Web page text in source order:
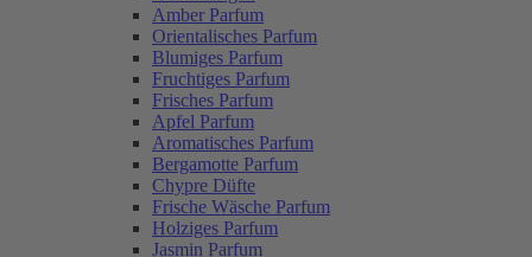
Amber Parfum
Orientalisches Parfum
Blumiges Parfum
Fruchtiges Parfum
Frisches Parfum
Apfel Parfum
Aromatisches Parfum
Bergamotte Parfum
Chypre Düfte
Frische Wäsche Parfum
Holziges Parfum
Jasmin Parfum